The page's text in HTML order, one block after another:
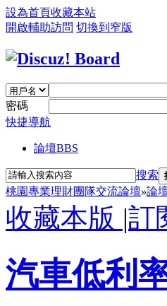
設為首頁收藏本站
開啟輔助訪問 切換到窄版
密碼
快捷導航
論壇BBS
搜索
桃園專業理財團隊交流論壇»論
收藏本版 |訂
汽車低利